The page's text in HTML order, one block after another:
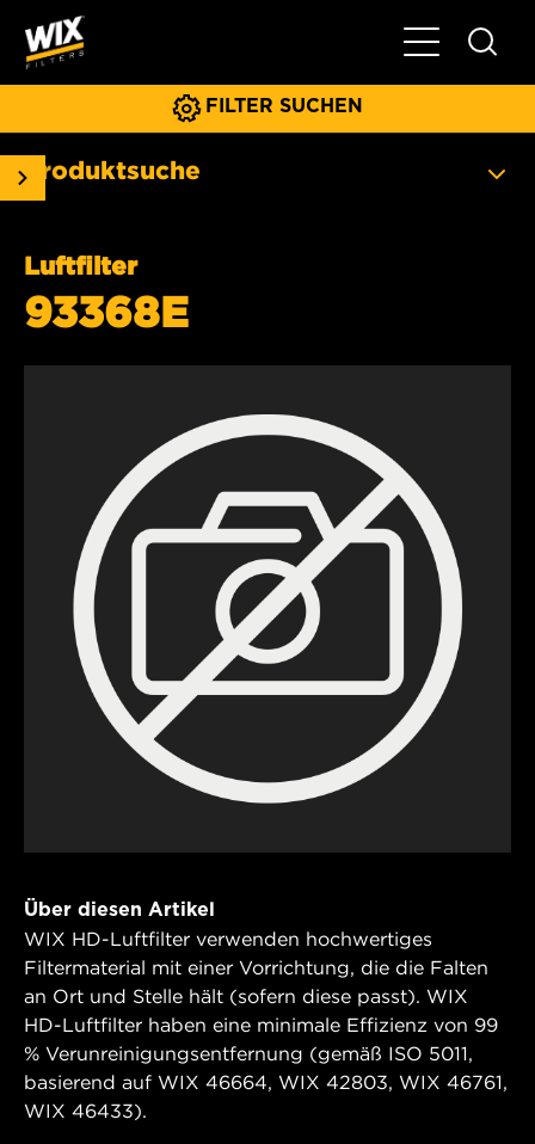
FILTER SUCHEN
Produktsuche
Luftfilter
93368E
Über diesen Artikel
WIX HD-Luftfilter verwenden hochwertiges
Filtermaterial mit einer Vorrichtung, die die Falten
an Ort und Stelle hält (sofern diese passt). WIX
HD-Luftfilter haben eine minimale Effizienz von 99
% Verunreinigungsentfernung (gemäß ISO 5011,
basierend auf WIX 46664, WIX 42803, WIX 46761,
WIX 46433).